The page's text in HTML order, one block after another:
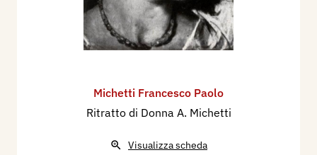
Michetti Francesco Paolo
Ritratto di Donna A. Michetti
Visualizza scheda